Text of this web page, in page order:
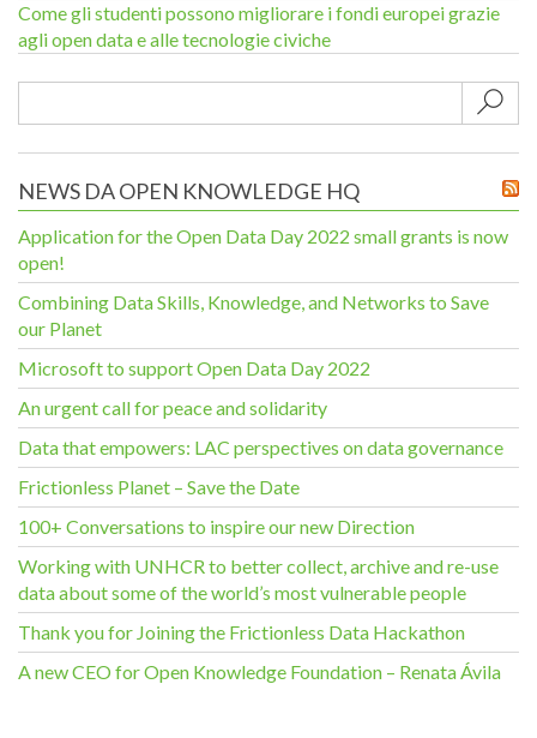
Come gli studenti possono migliorare i fondi europei grazie
agli open data e alle tecnologie civiche
NEWS DA OPEN KNOWLEDGE HQ
Application for the Open Data Day 2022 small grants is now
open!
Combining Data Skills, Knowledge, and Networks to Save
our Planet
Microsoft to support Open Data Day 2022
An urgent call for peace and solidarity
Data that empowers: LAC perspectives on data governance
Frictionless Planet – Save the Date
100+ Conversations to inspire our new Direction
Working with UNHCR to better collect, archive and re-use
data about some of the world’s most vulnerable people
Thank you for Joining the Frictionless Data Hackathon
A new CEO for Open Knowledge Foundation – Renata Ávila